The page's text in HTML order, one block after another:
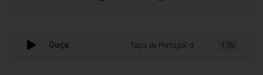
Ouça: Taça de Portugal de Boxe 2026 leva elite
1.0x